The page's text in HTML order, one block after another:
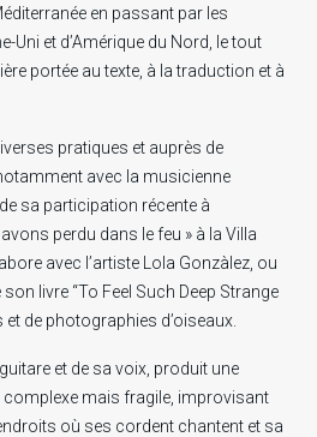
en passant par les
Uni et d’Amérique du Nord, le tout
portée au texte, à la traduction et à
pratiques et auprès de
avec la musicienne
sa participation récente à
perdu dans le feu » à la Villa
avec l’artiste Lola Gonzàlez, ou
livre “To Feel Such Deep Strange
de photographies d’oiseaux.
et de sa voix, produit une
complexe mais fragile, improvisant
où ses cordent chantent et sa